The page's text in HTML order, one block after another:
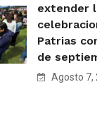
extender
Patrias
de
Agosto 7,